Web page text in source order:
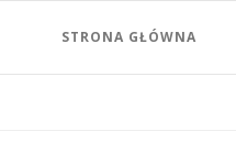
STRONA GŁÓWNA